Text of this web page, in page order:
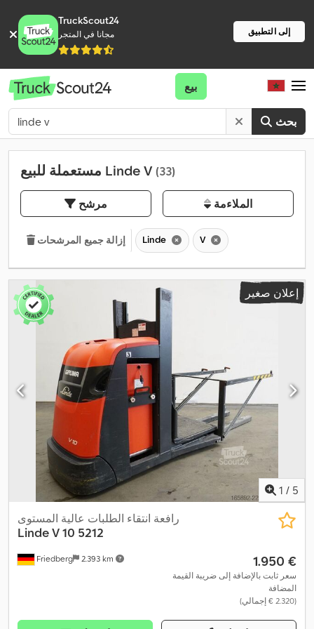
TruckScout24
مجانا في المتجر إلى التطبيق
بحث
بيع
مستعملة للبيع Linde V (33)
مرشح الملاءمة
إزالة جميع المرشحات Linde V
إعلان صغير
1 / 5
Friedberg 2.393 km
رافعة انتقاء الطلبات عالية المستوى
LindeV 10 5212
‏1.950 €
سعر ثابت بالإضافة إلى ضريبة القيمة
المضافة
(‏2.320 € إجمالي)